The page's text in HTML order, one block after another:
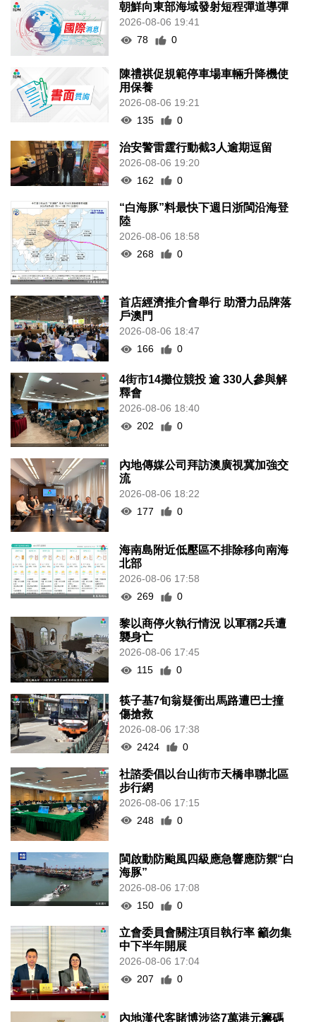
朝鮮向東部海域發射短程彈道導彈
2026-08-06 19:41
78
0
陳禮祺促規範停車場車輛升降機使
用保養
2026-08-06 19:21
135
0
治安警雷霆行動截3人逾期逗留
2026-08-06 19:20
162
0
“白海豚”料最快下週日浙閩沿海登
陸
2026-08-06 18:58
268
0
首店經濟推介會舉行 助潛力品牌落
戶澳門
2026-08-06 18:47
166
0
4街市14攤位競投 逾 330人參與解
釋會
2026-08-06 18:40
202
0
內地傳媒公司拜訪澳廣視冀加強交
流
2026-08-06 18:22
177
0
海南島附近低壓區不排除移向南海
北部
2026-08-06 17:58
269
0
黎以商停火執行情況 以軍稱2兵遭
襲身亡
2026-08-06 17:45
115
0
筷子基7旬翁疑衝出馬路遭巴士撞
傷搶救
2026-08-06 17:38
2424
0
社諮委倡以台山街市天橋串聯北區
步行網
2026-08-06 17:15
248
0
閩啟動防颱風四級應急響應防禦“白
海豚”
2026-08-06 17:08
150
0
立會委員會關注項目執行率 籲勿集
中下半年開展
2026-08-06 17:04
207
0
內地漢代客賭博涉盜7萬港元籌碼